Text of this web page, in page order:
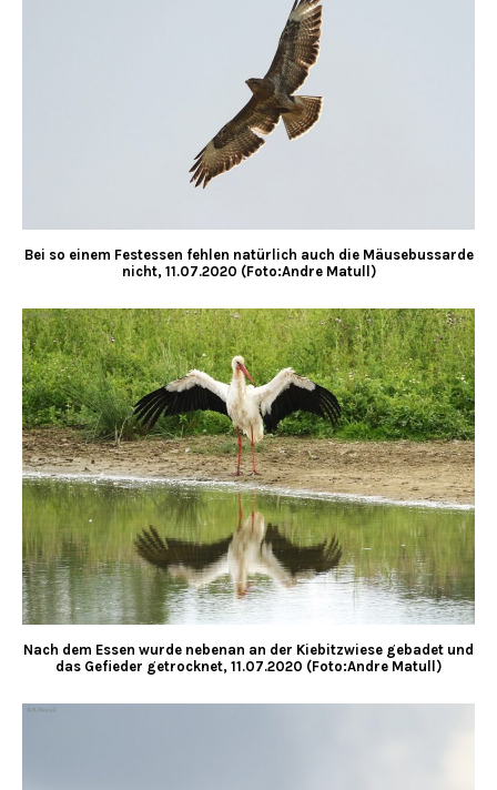
Bei so einem Festessen fehlen natürlich auch die Mäusebussarde
nicht, 11.07.2020 (Foto:Andre Matull)
Nach dem Essen wurde nebenan an der Kiebitzwiese gebadet und
das Gefieder getrocknet, 11.07.2020 (Foto:Andre Matull)